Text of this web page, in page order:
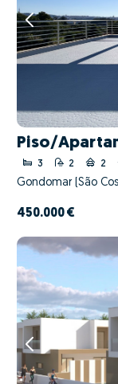
Piso/
3 2 2
Gondomar (São
450.000 €